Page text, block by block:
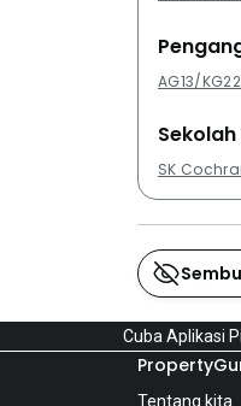
AG13/
SK
Cuba Aplikasi
Tentang kita